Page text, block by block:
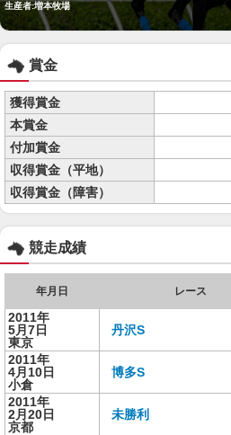
生産者:増本牧場
賞金
獲得賞金
本賞金
付加賞金
収得賞金（平地）
収得賞金（障害）
競走成績
年月日 レース
2011年
5月7日
東京
丹沢S
2011年
4月10日
小倉
博多S
2011年
2月20日
京都
未勝利